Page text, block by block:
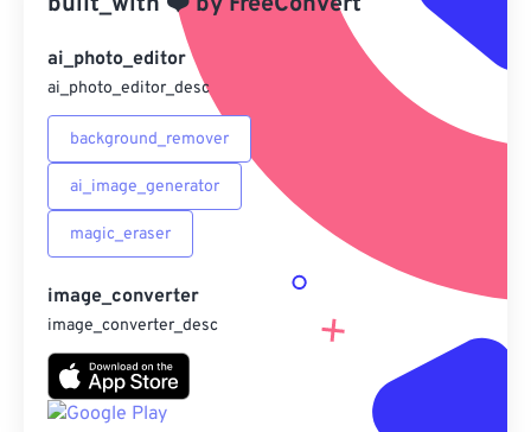
另存為預設
ai_photo_editor
ai_photo_editor_desc
background_remover
ai_image_generator
magic_eraser
image_converter
image_converter_desc